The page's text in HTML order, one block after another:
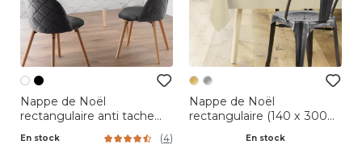
Nappe de Noël
rectangulaire anti tache
(140 x 240 cm) Firmament
Blanc et doré
En stock (4)
Nappe de Noël
rectangulaire (140 x 300
En stock